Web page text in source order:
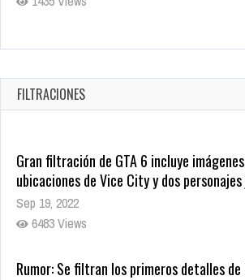
CRUNCHYROLL ANUNCIA FECHA DE
Oct 7, 2025
1757 Views
FILTRACIONES
Gran filtración de GTA 6 incluye
ubicaciones de Vice City y dos
Sep 19, 2022
6483 Views
Rumor: Se filtran los primeros detalles de